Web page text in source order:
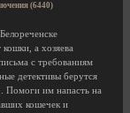
(6440)
а хозяева
с требованиям
детективы берутся
Помоги им напасть на
кошечек и